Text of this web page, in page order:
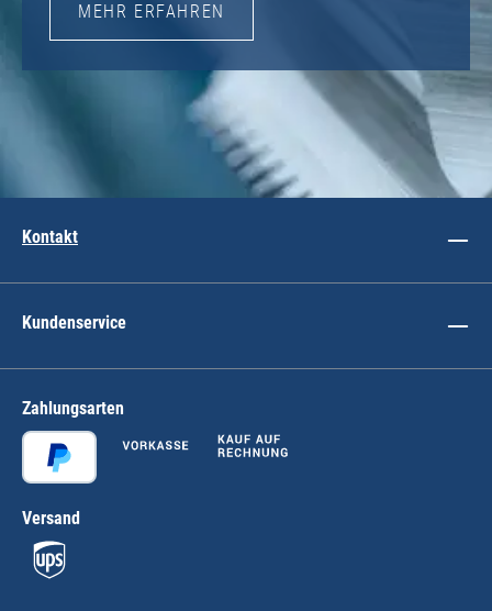
MEHR ERFAHREN
Kontakt
Kundenservice
Zahlungsarten
Versand